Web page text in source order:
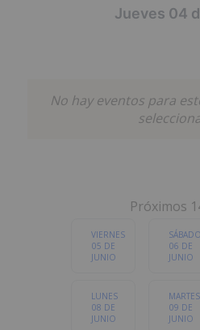
MÚSICA
FAMILIAR
Jueves 04
No hay eventos para
Próximos
VIERNES
05 DE
JUNIO
SÁBADO
06 DE
JUNIO
LUNES
08 DE
JUNIO
MARTES
09 DE
JUNIO